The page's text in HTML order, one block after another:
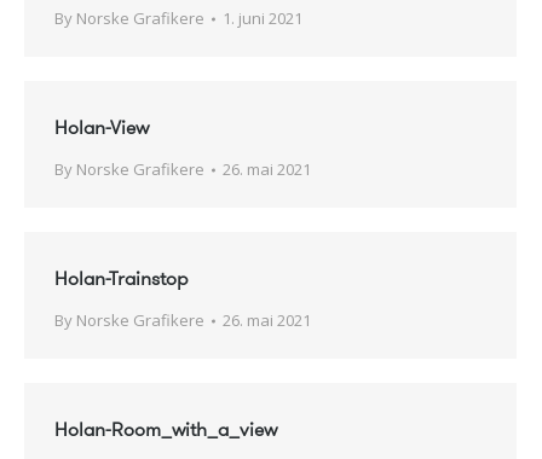
By Norske Grafikere 1. juni 2021
Holan-View
By Norske Grafikere 26. mai 2021
Holan-Trainstop
By Norske Grafikere 26. mai 2021
Holan-Room_with_a_view